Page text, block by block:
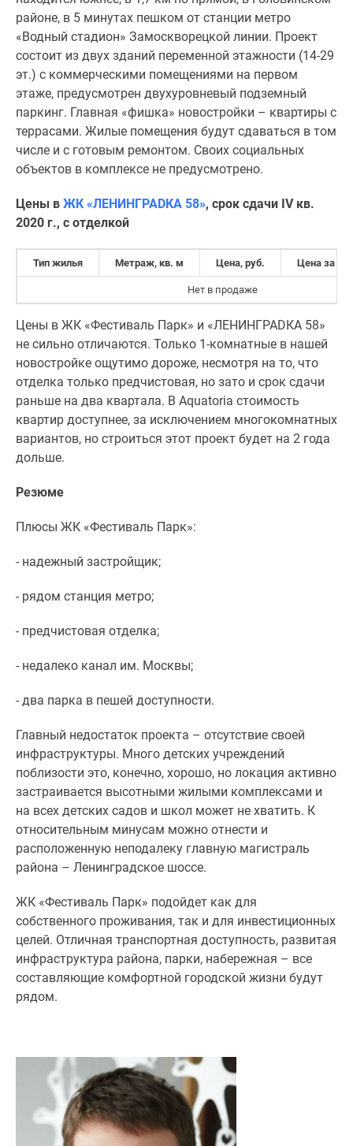
районе, в 5 минутах пешком от станции метро
«Водный стадион» Замоскворецкой линии. Проект
состоит из двух зданий переменной этажности (14-29
эт.) с коммерческими помещениями на первом
этаже, предусмотрен двухуровневый подземный
паркинг. Главная «фишка» новостройки – квартиры с
террасами. Жилые помещения будут сдаваться в том
числе и с готовым ремонтом. Своих социальных
объектов в комплексе не предусмотрено.
Цены в ЖК «ЛЕНИНГРАDКА 58», срок сдачи I Vкв.
2020 г., с отделкой
Тип жилья Метраж, кв. м Цена, руб. Цена за
Нет в продаже
Цены в ЖК «Фестиваль Парк» и «ЛЕНИНГРАDКА 58»
не сильно отличаются. Только 1-комнатные в нашей
новостройке ощутимо дороже, несмотря на то, что
отделка только предчистовая, но зато и срок сдачи
раньше на два квартала. В Aquatoria стоимость
квартир доступнее, за исключением многокомнатных
вариантов, но строиться этот проект будет на 2 года
дольше.
Резюме
Плюсы ЖК «Фестиваль Парк»:
- надежный застройщик;
- рядом станция метро;
- предчистовая отделка;
- недалеко канал им. Москвы;
- два парка в пешей доступности.
Главный недостаток проекта – отсутствие своей
инфраструктуры. Много детских учреждений
поблизости это, конечно, хорошо, но локация активно
застраивается высотными жилыми комплексами и
на всех детских садов и школ может не хватить. К
относительным минусам можно отнести и
расположенную неподалеку главную магистраль
района – Ленинградское шоссе.
ЖК «Фестиваль Парк» подойдет как для
собственного проживания, так и для инвестиционных
целей. Отличная транспортная доступность, развитая
инфраструктура района, парки, набережная – все
составляющие комфортной городской жизни будут
рядом.